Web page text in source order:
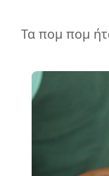
Τα πομ πομ